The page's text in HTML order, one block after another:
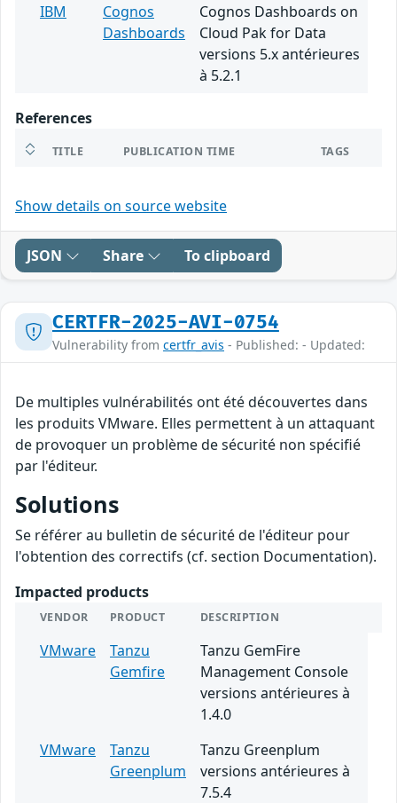
IBM
Cognos
Dashboards
Cognos Dashboards on
Cloud Pak for Data
versions 5.x antérieures
à 5.2.1
References
TITLE PUBLICATION TIME TAGS
Show details on source website
JSON Share To clipboard
CERTFR-2025-AVI-0754
Vulnerability from certfr_avis - Published: - Updated:
De multiples vulnérabilités ont été découvertes dans
les produits VMware. Elles permettent à un attaquant
de provoquer un problème de sécurité non spécifié
par l'éditeur.
Solutions
Se référer au bulletin de sécurité de l'éditeur pour
l'obtention des correctifs (cf. section Documentation).
Impacted products
VENDOR PRODUCT DESCRIPTION
VMware
Tanzu
Gemfire
Tanzu GemFire
Management Console
versions antérieures à
1.4.0
VMware
Tanzu
Greenplum
Tanzu Greenplum
versions antérieures à
7.5.4